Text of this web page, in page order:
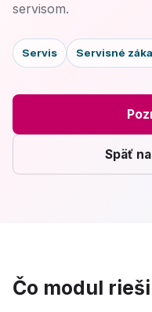
servisom.
Servis Servisné
Späť
Čo modul rieši